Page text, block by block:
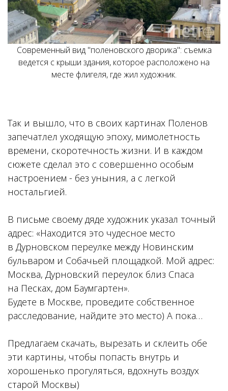
Современный вид "поленовского дворика": съемка
ведется с крыши здания, которое расположено на
месте флигеля, где жил художник.
Так и вышло, что в своих картинах Поленов
запечатлел уходящую эпоху, мимолетность
времени, скоротечность жизни. И в каждом
сюжете сделал это с совершенно особым
настроением - без уныния, а с легкой
ностальгией.
В письме своему дяде художник указал точный
адрес: «Находится это чудесное место
в Дурновском переулке между Новинским
бульваром и Собачьей площадкой. Мой адрес:
Москва, Дурновский переулок близ Спаса
на Песках, дом Баумгартен».
Будете в Москве, проведите собственное
расследование, найдите это место) А пока…
Предлагаем скачать, вырезать и склеить обе
эти картины, чтобы попасть внутрь и
хорошенько прогуляться, вдохнуть воздух
старой Москвы)